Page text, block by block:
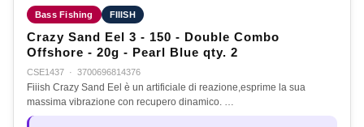
Bass Fishing FIIISH
Crazy Sand Eel 3 - 150 - Double Combo
Offshore - 20g - Pearl Blue qty. 2
CSE1437 · 3700696814376
Fiiish Crazy Sand Eel è un artificiale di reazione,esprime la sua
massima vibrazione con recupero dinamico. …